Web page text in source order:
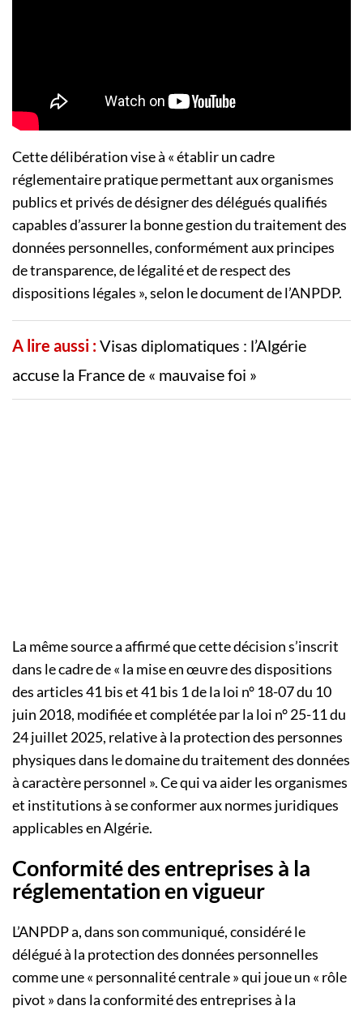
Cette délibération vise à « établir un cadre
réglementaire pratique permettant aux organismes
publics et privés de désigner des délégués qualifiés
capables d’assurer la bonne gestion du traitement des
données personnelles, conformément aux principes
de transparence, de légalité et de respect des
dispositions légales », selon le document de l’ANPDP.
A lire aussi :Visas diplomatiques : l’Algérie
accuse la France de « mauvaise foi »
La même source a affirmé que cette décision s’inscrit
dans le cadre de « la mise en œuvre des dispositions
des articles 41 bis et 41 bis 1 de la loi n° 18-07 du 10
juin 2018, modifiée et complétée par la loi n° 25-11 du
24 juillet 2025, relative à la protection des personnes
physiques dans le domaine du traitement des données
à caractère personnel ». Ce qui va aider les organismes
et institutions à se conformer aux normes juridiques
applicables en Algérie.
Conformité des entreprises à la
réglementation en vigueur
L’ANPDP a, dans son communiqué, considéré le
délégué à la protection des données personnelles
comme une « personnalité centrale » qui joue un « rôle
pivot » dans la conformité des entreprises à la